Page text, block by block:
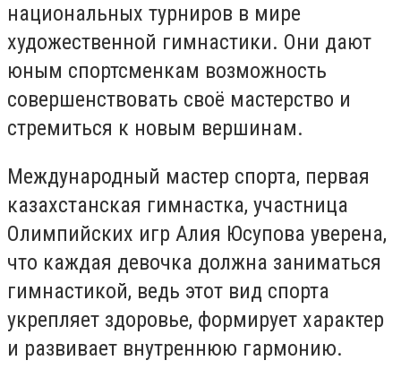
национальных турниров в мире
художественной гимнастики. Они дают
юным спортсменкам возможность
совершенствовать своё мастерство и
стремиться к новым вершинам.
Международный мастер спорта, первая
казахстанская гимнастка, участница
Олимпийских игр Алия Юсупова уверена,
что каждая девочка должна заниматься
гимнастикой, ведь этот вид спорта
укрепляет здоровье, формирует характер
и развивает внутреннюю гармонию.